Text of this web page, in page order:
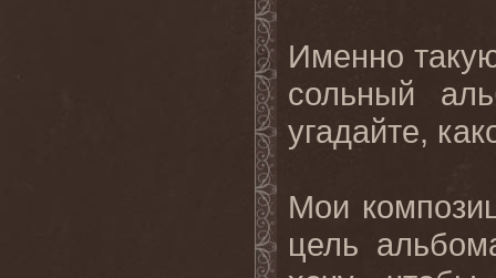
Именно
сольный
угадайте,
Мои
цель